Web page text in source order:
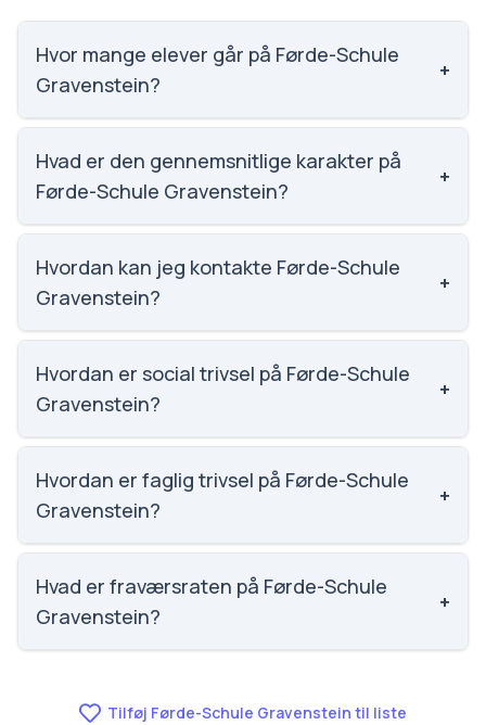
Hvor mange elever går på Førde-Schule
Gravenstein?
+
Førde-Schule Gravenstein har 192 elever, hvilket gør
den til nummer 1255 ud af 3143 skoler.
Hvad er den gennemsnitlige karakter på
Førde-Schule Gravenstein?
+
Vi har ikke data om karaktergennemsnittet for
Førde-Schule Gravenstein.
Hvordan kan jeg kontakte Førde-Schule
Gravenstein?
+
Email: Foerde.schule@f-s-g.dk. Telefon: 7465 1935.
Adresse: Førde-Schule Gravenstein Bomhusvej 4,
6300 Gråsten. Skoleleder: Niels Westergaard.
Hvordan er social trivsel på Førde-Schule
Gravenstein?
+
Vi har ikke data om social trivsel for Førde-Schule
Gravenstein.
Hvordan er faglig trivsel på Førde-Schule
Gravenstein?
+
Vi har ikke data om faglig trivsel for Førde-Schule
Gravenstein.
Hvad er fraværsraten på Førde-Schule
Gravenstein?
+
Tilføj Førde-Schule Gravenstein til liste